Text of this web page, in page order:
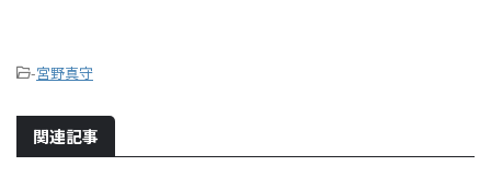
-宮野真守
関連記事